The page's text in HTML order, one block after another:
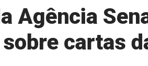
Agência
cartas